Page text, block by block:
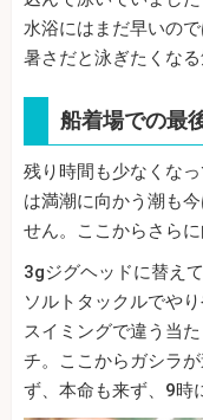
水浴にはまだ早いの
暑さだと泳ぎたくなる
船着場での最
残り時間も少なくな
は満潮に向かう潮も
せん。ここからさら
3gジグヘッドに替え
ソルトタックルでや
スイミングで違う当
チ。ここからガシラ
ず、本命も来ず、9時